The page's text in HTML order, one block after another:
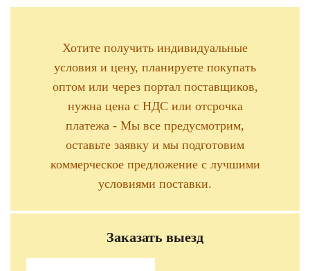
Хотите получить индивидуальные
условия и цену, планируете покупать
оптом или через портал поставщиков,
нужна цена с НДС или отсрочка
платежа - Мы все предусмотрим,
оставьте заявку и мы подготовим
коммерческое предложение с лучшими
условиями поставки.
Заказать выезд